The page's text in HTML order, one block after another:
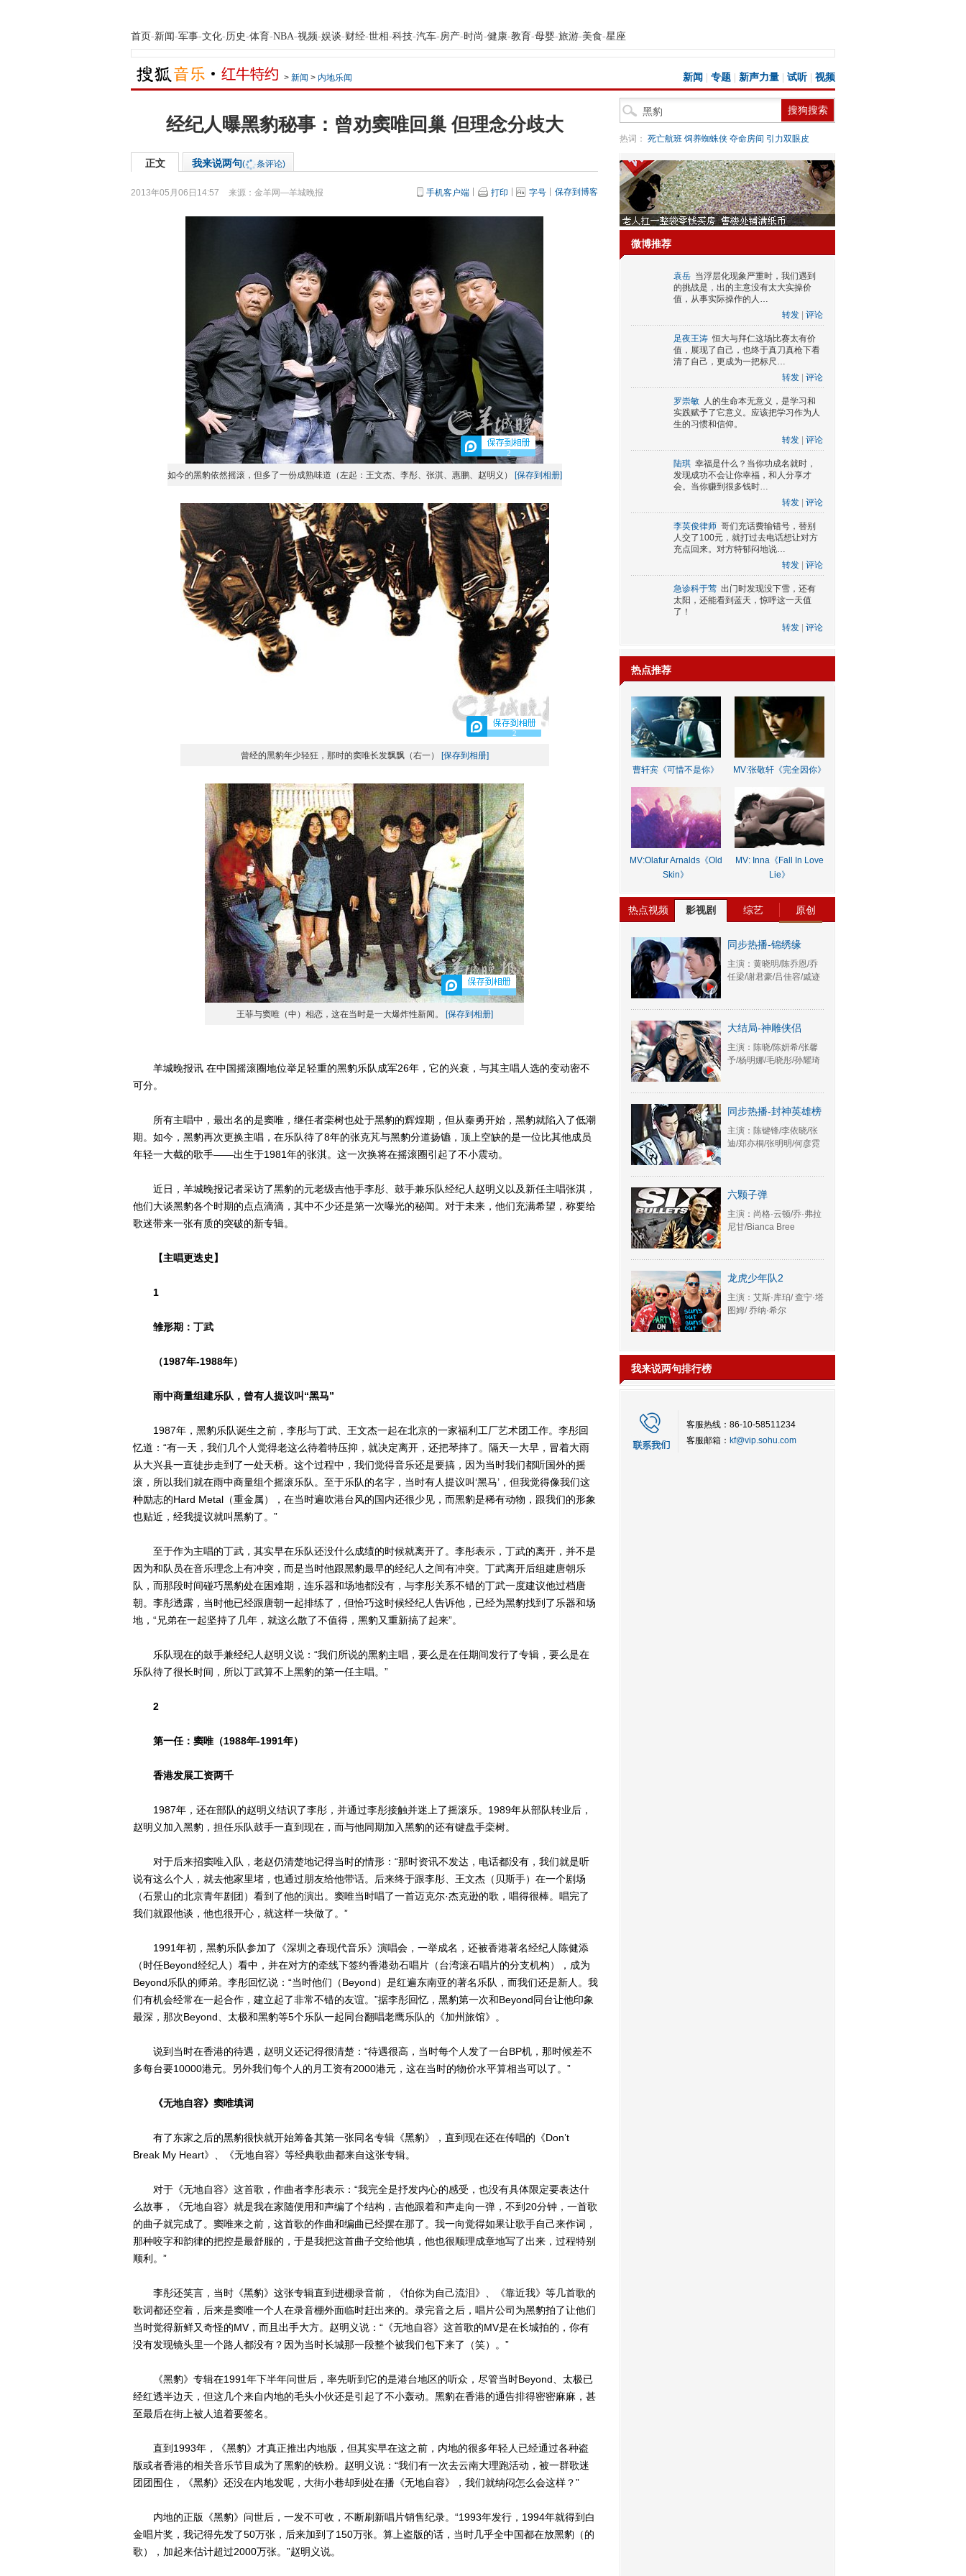
首页-新闻-军事-文化-历史-体育-NBA-视频-娱谈-财经-世相-科技-汽车-房产-时尚-健康-教育-母婴-旅游-美食-星座
> 新闻 > 内地乐闻 新闻 专题 新声力量 试听| 视频
经纪人曝黑豹秘事：曾劝窦唯回巢 但理念分歧大
正文 我来说两句( 条评论)
2013年05月06日14:57 来源： 金羊网—羊城晚报 手机客户端 打印 字号 保存到博客
2
如今的黑豹依然摇滚，但多了一份成熟味道（左起：王文杰、李彤、张淇、惠鹏、赵明义） [保存到相册]
2
曾经的黑豹年少轻狂，那时的窦唯长发飘飘（右一） [保存到相册]
1
王菲与窦唯（中）相恋，这在当时是一大爆炸性新闻。 [保存到相册]
羊城晚报讯 在中国摇滚圈地位举足轻重的黑豹乐队成军26年，它的兴衰，与其主唱人选的变动密不
可分。
所有主唱中，最出名的是窦唯，继任者栾树也处于黑豹的辉煌期，但从秦勇开始，黑豹就陷入了低潮
期。如今，黑豹再次更换主唱，在乐队待了8年的张克芃与黑豹分道扬镳，顶上空缺的是一位比其他成员
年轻一大截的歌手——出生于1981年的张淇。这一次换将在摇滚圈引起了不小震动。
近日，羊城晚报记者采访了黑豹的元老级吉他手李彤、鼓手兼乐队经纪人赵明义以及新任主唱张淇，
他们大谈黑豹各个时期的点点滴滴，其中不少还是第一次曝光的秘闻。对于未来，他们充满希望，称要给
歌迷带来一张有质的突破的新专辑。
【主唱更迭史】
1
雏形期：丁武
（1987年-1988年）
雨中商量组建乐队，曾有人提议叫“黑马”
1987年，黑豹乐队诞生之前，李彤与丁武、王文杰一起在北京的一家福利工厂艺术团工作。李彤回
忆道：“有一天，我们几个人觉得老这么待着特压抑，就决定离开，还把琴摔了。隔天一大早，冒着大雨
从大兴县一直徒步走到了一处天桥。这个过程中，我们觉得音乐还是要搞，因为当时我们都听国外的摇
滚，所以我们就在雨中商量组个摇滚乐队。至于乐队的名字，当时有人提议叫‘黑马’，但我觉得像我们这
种励志的Hard Metal（重金属），在当时遍吹港台风的国内还很少见，而黑豹是稀有动物，跟我们的形象
也贴近，经我提议就叫黑豹了。”
至于作为主唱的丁武，其实早在乐队还没什么成绩的时候就离开了。李彤表示，丁武的离开，并不是
因为和队员在音乐理念上有冲突，而是当时他跟黑豹最早的经纪人之间有冲突。丁武离开后组建唐朝乐
队，而那段时间碰巧黑豹处在困难期，连乐器和场地都没有，与李彤关系不错的丁武一度建议他过档唐
朝。李彤透露，当时他已经跟唐朝一起排练了，但恰巧这时候经纪人告诉他，已经为黑豹找到了乐器和场
地，“兄弟在一起坚持了几年，就这么散了不值得，黑豹又重新搞了起来”。
乐队现在的鼓手兼经纪人赵明义说：“我们所说的黑豹主唱，要么是在任期间发行了专辑，要么是在
乐队待了很长时间，所以丁武算不上黑豹的第一任主唱。”
2
第一任：窦唯（1988年-1991年）
香港发展工资两千
1987年，还在部队的赵明义结识了李彤，并通过李彤接触并迷上了摇滚乐。1989年从部队转业后，
赵明义加入黑豹，担任乐队鼓手一直到现在，而与他同期加入黑豹的还有键盘手栾树。
对于后来招窦唯入队，老赵仍清楚地记得当时的情形：“那时资讯不发达，电话都没有，我们就是听
说有这么个人，就去他家里堵，也通过朋友给他带话。后来终于跟李彤、王文杰（贝斯手）在一个剧场
（石景山的北京青年剧团）看到了他的演出。窦唯当时唱了一首迈克尔·杰克逊的歌，唱得很棒。唱完了
我们就跟他谈，他也很开心，就这样一块做了。”
1991年初，黑豹乐队参加了《深圳之春现代音乐》演唱会，一举成名，还被香港著名经纪人陈健添
（时任Beyond经纪人）看中，并在对方的牵线下签约香港劲石唱片（台湾滚石唱片的分支机构），成为
Beyond乐队的师弟。李彤回忆说：“当时他们（Beyond）是红遍东南亚的著名乐队，而我们还是新人。我
们有机会经常在一起合作，建立起了非常不错的友谊。”据李彤回忆，黑豹第一次和Beyond同台让他印象
最深，那次Beyond、太极和黑豹等5个乐队一起同台翻唱老鹰乐队的《加州旅馆》。
说到当时在香港的待遇，赵明义还记得很清楚：“待遇很高，当时每个人发了一台BP机，那时候差不
多每台要10000港元。另外我们每个人的月工资有2000港元，这在当时的物价水平算相当可以了。”
《无地自容》窦唯填词
有了东家之后的黑豹很快就开始筹备其第一张同名专辑《黑豹》，直到现在还在传唱的《Don’t
Break My Heart》、《无地自容》等经典歌曲都来自这张专辑。
对于《无地自容》这首歌，作曲者李彤表示：“我完全是抒发内心的感受，也没有具体限定要表达什
么故事，《无地自容》就是我在家随便用和声编了个结构，吉他跟着和声走向一弹，不到20分钟，一首歌
的曲子就完成了。窦唯来之前，这首歌的作曲和编曲已经摆在那了。我一向觉得如果让歌手自己来作词，
那种咬字和韵律的把控是最舒服的，于是我把这首曲子交给他填，他也很顺理成章地写了出来，过程特别
顺利。”
李彤还笑言，当时《黑豹》这张专辑直到进棚录音前，《怕你为自己流泪》、《靠近我》等几首歌的
歌词都还空着，后来是窦唯一个人在录音棚外面临时赶出来的。录完音之后，唱片公司为黑豹拍了让他们
当时觉得新鲜又奇怪的MV，而且出手大方。赵明义说：“《无地自容》这首歌的MV是在长城拍的，你有
没有发现镜头里一个路人都没有？因为当时长城那一段整个被我们包下来了（笑）。”
《黑豹》专辑在1991年下半年问世后，率先听到它的是港台地区的听众，尽管当时Beyond、太极已
经红透半边天，但这几个来自内地的毛头小伙还是引起了不小轰动。黑豹在香港的通告排得密密麻麻，甚
至最后在街上被人追着要签名。
直到1993年，《黑豹》才真正推出内地版，但其实早在这之前，内地的很多年轻人已经通过各种盗
版或者香港的相关音乐节目成为了黑豹的铁粉。赵明义说：“我们有一次去云南大理跑活动，被一群歌迷
团团围住，《黑豹》还没在内地发呢，大街小巷却到处在播《无地自容》，我们就纳闷怎么会这样？”
内地的正版《黑豹》问世后，一发不可收，不断刷新唱片销售纪录。“1993年发行，1994年就得到白
金唱片奖，我记得先发了50万张，后来加到了150万张。算上盗版的话，当时几乎全中国都在放黑豹（的
歌），加起来估计超过2000万张。”赵明义说。
热词： 死亡航班 饲养蜘蛛侠 夺命房间 引力双眼皮
微博推荐
袁岳 当浮层化现象严重时，我们遇到
的挑战是，出的主意没有太大实操价
值，从事实际操作的人…
转发
评论
足夜王涛 恒大与拜仁这场比赛太有价
值，展现了自己，也终于真刀真枪下看
清了自己，更成为一把标尺…
转发
评论
罗崇敏 人的生命本无意义，是学习和
实践赋予了它意义。应该把学习作为人
生的习惯和信仰。
转发
评论
陆琪 幸福是什么？当你功成名就时，
发现成功不会让你幸福，和人分享才
会。当你赚到很多钱时…
转发
评论
李英俊律师 哥们充话费输错号，替别
人交了100元，就打过去电话想让对方
充点回来。对方特郁闷地说…
转发
评论
急诊科于莺 出门时发现没下雪，还有
太阳，还能看到蓝天，惊呼这一天值
了！
转发
评论
热点推荐
曹轩宾《可惜不是你》 MV:张敬轩《完全因你》
MV:Olafur Arnalds《Old
Skin》
MV: Inna《Fall In Love
Lie》
热点视频 影视剧 综艺 原创
同步热播-锦绣缘
主演：黄晓明/陈乔恩/乔
任梁/谢君豪/吕佳容/戚迹
大结局-神雕侠侣
主演：陈晓/陈妍希/张馨
予/杨明娜/毛晓彤/孙耀琦
同步热播-封神英雄榜
主演：陈键锋/李依晓/张
迪/郑亦桐/张明明/何彦霓
六颗子弹
主演：尚格·云顿/乔·弗拉
尼甘/Bianca Bree
龙虎少年队2
主演：艾斯·库珀/ 查宁·塔
图姆/ 乔纳·希尔
我来说两句排行榜
客服热线：86-10-58511234
客服邮箱： kf@vip.sohu.com